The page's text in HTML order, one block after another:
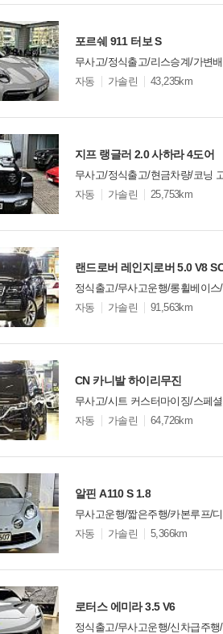
포르쉐 911 터보 S
무사고/정식출고/리스승계/가변
모
션
자동 가솔린 43,235km
지프 랭글러 2.0 사하라 4도어
무사고/정식출고/현금차량/코닝
모
션
자동 가솔린 25,753km
랜드로버 레인지로버 5.0 V8
정식출고/무사고운행/롱휠베이
모
션
자동 가솔린 91,563km
CN 카니발 하이리무진
무사고/시트 커스터마이징/스페
모
션
자동 가솔린 64,726km
알핀 A110 S 1.8
무사고운행/짧은주행/카본루프/
모
션
자동 가솔린 5,366km
로터스 에미라 3.5 V6
정식출고/무사고운행/신차급주행